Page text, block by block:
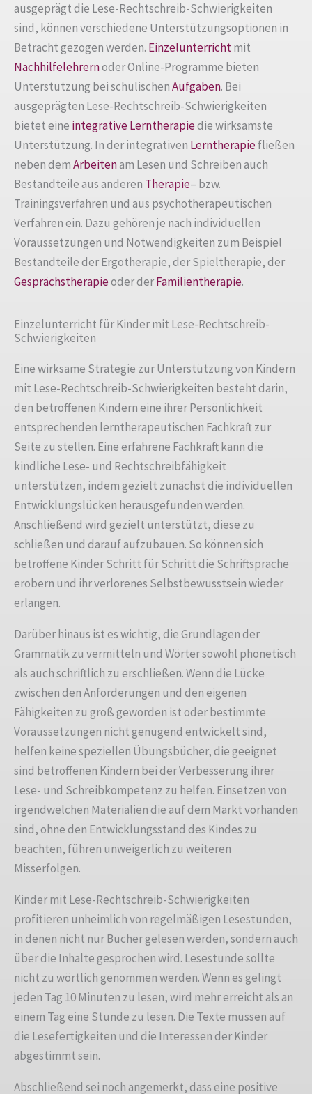
ausgeprägt die Lese-Rechtschreib-Schwierigkeiten
sind, können verschiedene Unterstützungsoptionen in
Betracht gezogen werden. Einzelunterrichtmit
Nachhilfelehrernoder Online-Programme bieten
Unterstützung bei schulischenAufgaben. Bei
ausgeprägten Lese-Rechtschreib-Schwierigkeiten
bietet eine integrative Lerntherapiedie wirksamste
Unterstützung. In der integrativen Lerntherapiefließen
neben demArbeitenam Lesen und Schreiben auch
Bestandteile aus anderen Therapie– bzw.
Trainingsverfahren und aus psychotherapeutischen
Verfahren ein. Dazu gehören je nach individuellen
Voraussetzungen und Notwendigkeiten zum Beispiel
Bestandteile der Ergotherapie, der Spieltherapie, der
Gesprächstherapieoder derFamilientherapie.
Einzelunterricht für Kinder mit Lese-Rechtschreib-
Schwierigkeiten
Eine wirksame Strategie zur Unterstützung von Kindern
mit Lese-Rechtschreib-Schwierigkeiten besteht darin,
den betroffenen Kindern eine ihrer Persönlichkeit
entsprechenden lerntherapeutischen Fachkraft zur
Seite zu stellen. Eine erfahrene Fachkraft kann die
kindliche Lese- und Rechtschreibfähigkeit
unterstützen, indem gezielt zunächst die individuellen
Entwicklungslücken herausgefunden werden.
Anschließend wird gezielt unterstützt, diese zu
schließen und darauf aufzubauen. So können sich
betroffene Kinder Schritt für Schritt die Schriftsprache
erobern und ihr verlorenes Selbstbewusstsein wieder
erlangen.
Darüber hinaus ist es wichtig, die Grundlagen der
Grammatik zu vermitteln und Wörter sowohl phonetisch
als auch schriftlich zu erschließen. Wenn die Lücke
zwischen den Anforderungen und den eigenen
Fähigkeiten zu groß geworden ist oder bestimmte
Voraussetzungen nicht genügend entwickelt sind,
helfen keine speziellen Übungsbücher, die geeignet
sind betroffenen Kindern bei der Verbesserung ihrer
Lese- und Schreibkompetenz zu helfen. Einsetzen von
irgendwelchen Materialien die auf dem Markt vorhanden
sind, ohne den Entwicklungsstand des Kindes zu
beachten, führen unweigerlich zu weiteren
Misserfolgen.
Kinder mit Lese-Rechtschreib-Schwierigkeiten
profitieren unheimlich von regelmäßigen Lesestunden,
in denen nicht nur Bücher gelesen werden, sondern auch
über die Inhalte gesprochen wird. Lesestunde sollte
nicht zu wörtlich genommen werden. Wenn es gelingt
jeden Tag 10 Minuten zu lesen, wird mehr erreicht als an
einem Tag eine Stunde zu lesen. Die Texte müssen auf
die Lesefertigkeiten und die Interessen der Kinder
abgestimmt sein.
Abschließend sei noch angemerkt, dass eine positive